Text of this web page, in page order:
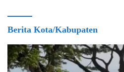
Berita Kota/Kabupaten